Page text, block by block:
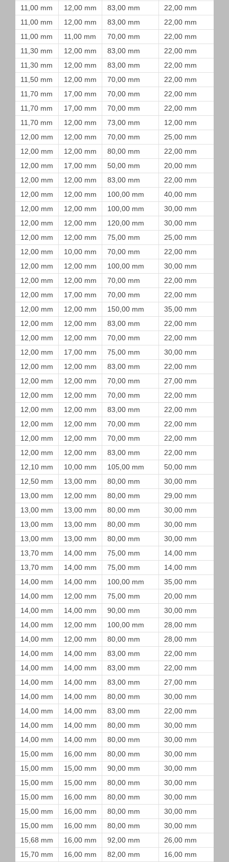
11,00 mm
12,00 mm 83,00 mm
22,00 mm
11,00 mm
12,00 mm 83,00 mm
22,00 mm
11,00 mm
11,00 mm 70,00 mm
22,00 mm
11,30 mm
12,00 mm 83,00 mm
22,00 mm
11,30 mm
12,00 mm 83,00 mm
22,00 mm
11,50 mm
12,00 mm 70,00 mm
22,00 mm
11,70 mm
17,00 mm 70,00 mm
22,00 mm
11,70 mm
17,00 mm 70,00 mm
22,00 mm
11,70 mm
12,00 mm 73,00 mm
12,00 mm
12,00 mm
12,00 mm 70,00 mm
25,00 mm
12,00 mm
12,00 mm 80,00 mm
22,00 mm
12,00 mm
17,00 mm 50,00 mm
20,00 mm
12,00 mm
12,00 mm 83,00 mm
22,00 mm
12,00 mm
12,00 mm 100,00 mm
40,00 mm
12,00 mm
12,00 mm 100,00 mm
30,00 mm
12,00 mm
12,00 mm 120,00 mm
30,00 mm
12,00 mm
12,00 mm 75,00 mm
25,00 mm
12,00 mm
10,00 mm 70,00 mm
22,00 mm
12,00 mm
12,00 mm 100,00 mm
30,00 mm
12,00 mm
12,00 mm 70,00 mm
22,00 mm
12,00 mm
17,00 mm 70,00 mm
22,00 mm
12,00 mm
12,00 mm 150,00 mm
35,00 mm
12,00 mm
12,00 mm 83,00 mm
22,00 mm
12,00 mm
12,00 mm 70,00 mm
22,00 mm
12,00 mm
17,00 mm 75,00 mm
30,00 mm
12,00 mm
12,00 mm 83,00 mm
22,00 mm
12,00 mm
12,00 mm 70,00 mm
27,00 mm
12,00 mm
12,00 mm 70,00 mm
22,00 mm
12,00 mm
12,00 mm 83,00 mm
22,00 mm
12,00 mm
12,00 mm 70,00 mm
22,00 mm
12,00 mm
12,00 mm 70,00 mm
22,00 mm
12,00 mm
12,00 mm 83,00 mm
22,00 mm
12,10 mm
10,00 mm 105,00 mm
50,00 mm
12,50 mm
13,00 mm 80,00 mm
30,00 mm
13,00 mm
12,00 mm 80,00 mm
29,00 mm
13,00 mm
13,00 mm 80,00 mm
30,00 mm
13,00 mm
13,00 mm 80,00 mm
30,00 mm
13,00 mm
13,00 mm 80,00 mm
30,00 mm
13,70 mm
14,00 mm 75,00 mm
14,00 mm
13,70 mm
14,00 mm 75,00 mm
14,00 mm
14,00 mm
14,00 mm 100,00 mm
35,00 mm
14,00 mm
12,00 mm 75,00 mm
20,00 mm
14,00 mm
14,00 mm 90,00 mm
30,00 mm
14,00 mm
12,00 mm 100,00 mm
28,00 mm
14,00 mm
12,00 mm 80,00 mm
28,00 mm
14,00 mm
14,00 mm 83,00 mm
22,00 mm
14,00 mm
14,00 mm 83,00 mm
22,00 mm
14,00 mm
14,00 mm 83,00 mm
27,00 mm
14,00 mm
14,00 mm 80,00 mm
30,00 mm
14,00 mm
14,00 mm 83,00 mm
22,00 mm
14,00 mm
14,00 mm 80,00 mm
30,00 mm
14,00 mm
14,00 mm 80,00 mm
30,00 mm
15,00 mm
16,00 mm 80,00 mm
30,00 mm
15,00 mm
15,00 mm 90,00 mm
30,00 mm
15,00 mm
15,00 mm 80,00 mm
30,00 mm
15,00 mm
16,00 mm 80,00 mm
30,00 mm
15,00 mm
16,00 mm 80,00 mm
30,00 mm
15,00 mm
16,00 mm 80,00 mm
30,00 mm
15,68 mm
16,00 mm 92,00 mm
26,00 mm
15,70 mm
16,00 mm 82,00 mm 16,00 mm